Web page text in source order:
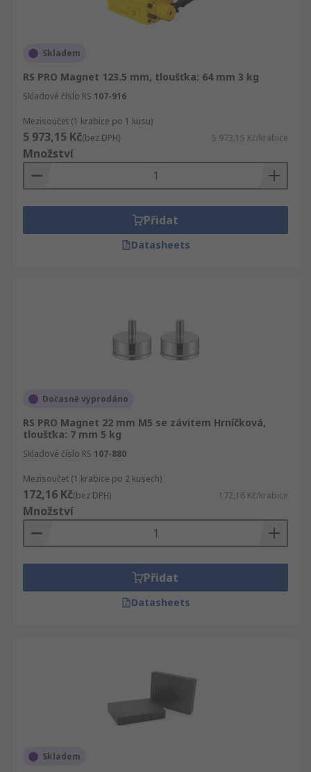
Skladem
RS PRO Magnet 123.5 mm, tloušťka: 64 mm 3 kg
Skladové číslo RS 107-916
Mezisoučet (1 krabice po 1 kusu)
5 973,15 Kč(bez DPH) 5 973,15 Kč/krabice
Množství
Přidat
Datasheets
Dočasně vyprodáno
RS PRO Magnet 22 mm M5 se závitem Hrníčková,
tloušťka: 7 mm 5 kg
Skladové číslo RS 107-880
Mezisoučet (1 krabice po 2 kusech)
172,16 Kč(bez DPH) 172,16 Kč/krabice
Množství
Přidat
Datasheets
Skladem